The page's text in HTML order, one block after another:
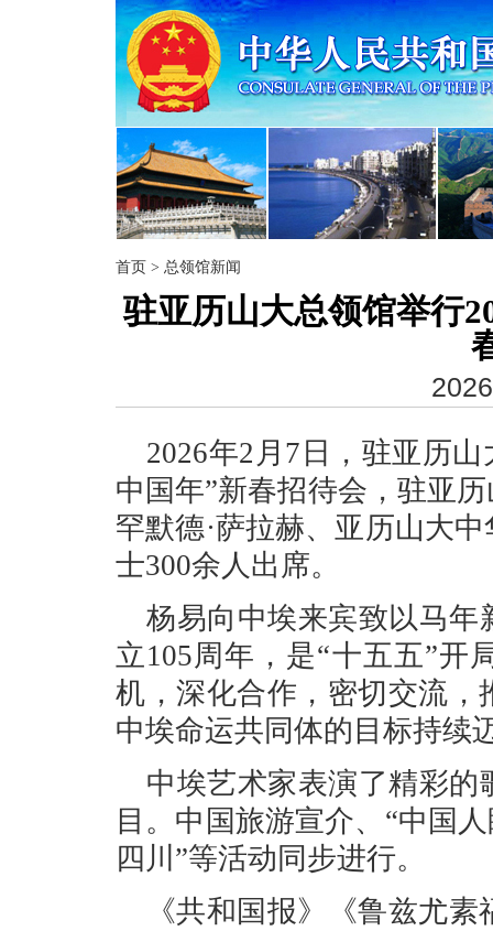
首页 > 总领馆新闻
驻亚历山大总领馆举行
2026年2月7日，驻亚历
中国年”新春招待会，驻亚
罕默德·萨拉赫、亚历山大
士300余人出席。
杨易向中埃来宾致以马年
立105周年，是“十五五”开
机，深化合作，密切交流
中埃命运共同体的目标持续
中埃艺术家表演了精彩
目。中国旅游宣介、“中国
四川”等活动同步进行。
《共和国报》《鲁兹尤